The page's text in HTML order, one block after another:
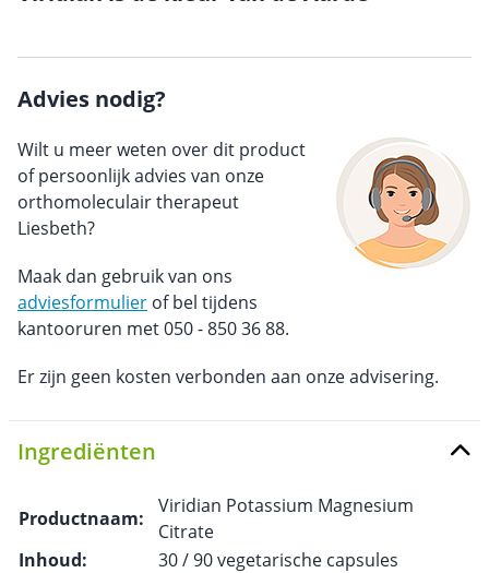
Advies nodig?
Wilt u meer weten over dit product
of persoonlijk advies van onze
orthomoleculair therapeut
Liesbeth?
Maak dan gebruik van ons
adviesformulier of bel tijdens
kantooruren met 050 - 850 36 88.
Er zijn geen kosten verbonden aan onze advisering.
Ingrediënten
Productnaam:
Viridian Potassium Magnesium
Citrate
Inhoud:
30 / 90 vegetarische capsules